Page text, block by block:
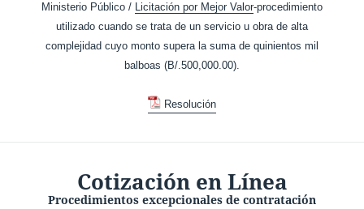
Ministerio Público / Licitación por Mejor Valor-procedimiento
utilizado cuando se trata de un servicio u obra de alta
complejidad cuyo monto supera la suma de quinientos mil
balboas (B/.500,000.00).
Resolución
Cotización en Línea
Procedimientos excepcionales de contratación